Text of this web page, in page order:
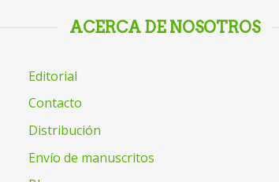
ACERCA DE NOSOTROS
Editorial
Contacto
Distribución
Envío de manuscritos